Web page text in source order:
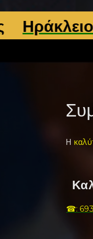
Κρήτης
Η
☎: